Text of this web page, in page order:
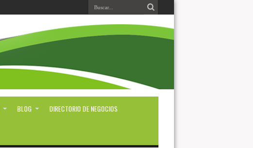
BLOG DIRECTORIO DE NEGOCIOS